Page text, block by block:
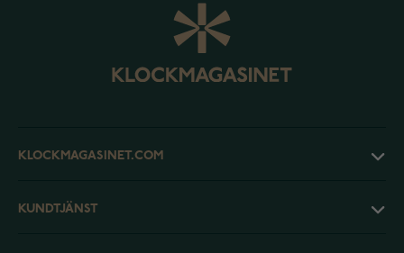
KLOCKMAGASINET.COM
KUNDTJÄNST